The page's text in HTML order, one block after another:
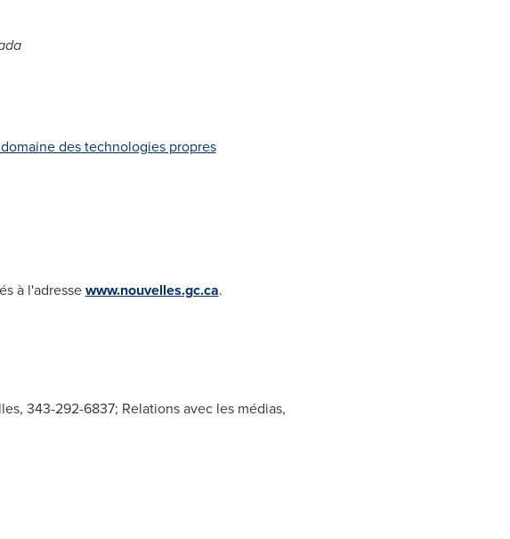
des technologies propres
à l'adressewww.nouvelles.gc.ca.
343-292-6837; Relations avec les médias,